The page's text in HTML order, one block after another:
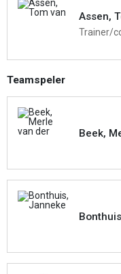
Assen,
Trainer/
Teamspeler
Beek,